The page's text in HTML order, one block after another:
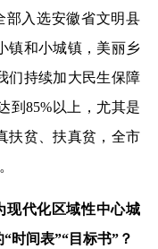
部入选安徽省文明县
镇和小城镇，美丽乡
们持续加大民生保障
到85%以上，尤其是
扶贫、扶真贫，全市
现代化区域性中心城
时间表”“目标书”？